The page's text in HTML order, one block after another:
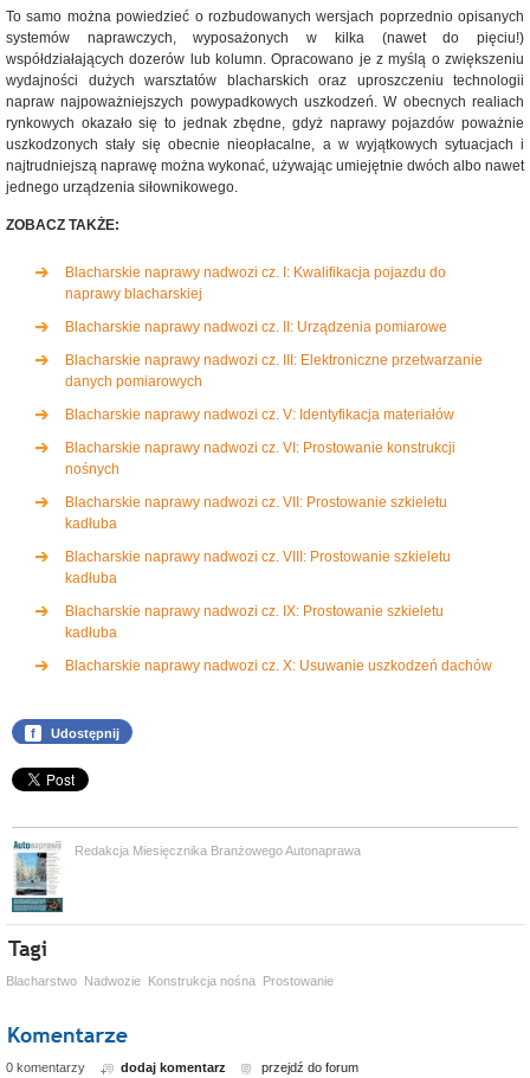
To samo można powiedzieć o rozbudowanych wersjach poprzednio opisanych
systemów naprawczych, wyposażonych w kilka (nawet do pięciu!)
współdziałających dozerów lub kolumn. Opracowano je z myślą o zwiększeniu
wydajności dużych warsztatów blacharskich oraz uproszczeniu technologii
napraw najpoważniejszych powypadkowych uszkodzeń. W obecnych realiach
rynkowych okazało się to jednak zbędne, gdyż naprawy pojazdów poważnie
uszkodzonych stały się obecnie nieopłacalne, a w wyjątkowych sytuacjach i
najtrudniejszą naprawę można wykonać, używając umiejętnie dwóch albo nawet
jednego urządzenia siłownikowego.
ZOBACZ TAKŻE:
Blacharskie naprawy nadwozi cz. I: Kwalifikacja pojazdu do
naprawy blacharskiej
Blacharskie naprawy nadwozi cz. II: Urządzenia pomiarowe
Blacharskie naprawy nadwozi cz. III: Elektroniczne przetwarzanie
danych pomiarowych
Blacharskie naprawy nadwozi cz. V: Identyfikacja materiałów
Blacharskie naprawy nadwozi cz. VI: Prostowanie konstrukcji
nośnych
Blacharskie naprawy nadwozi cz. VII: Prostowanie szkieletu
kadłuba
Blacharskie naprawy nadwozi cz. VIII: Prostowanie szkieletu
kadłuba
Blacharskie naprawy nadwozi cz. IX: Prostowanie szkieletu
kadłuba
Blacharskie naprawy nadwozi cz. X: Usuwanie uszkodzeń dachów
f Udostępnij
Redakcja Miesięcznika Branżowego Autonaprawa
Blacharstwo Nadwozie Konstrukcja nośna Prostowanie
0 komentarzy dodaj komentarz przejdź do forum